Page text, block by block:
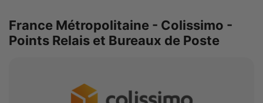
France Métropolitaine - Colissimo -
Points Relais et Bureaux de Poste